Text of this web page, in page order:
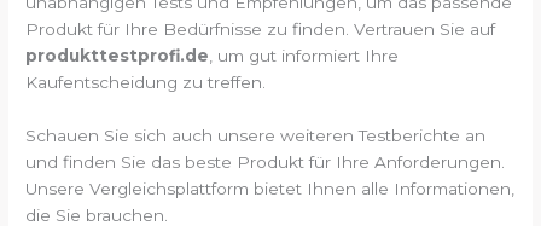
Produkt für Ihre Bedürfnisse zu finden. Vertrauen Sie auf
produkttestprofi.de , um gut informiert Ihre
Kaufentscheidung zu treffen.
Schauen Sie sich auch unsere weiteren Testberichte an
und finden Sie das beste Produkt für Ihre Anforderungen.
Unsere Vergleichsplattform bietet Ihnen alle Informationen,
die Sie brauchen.